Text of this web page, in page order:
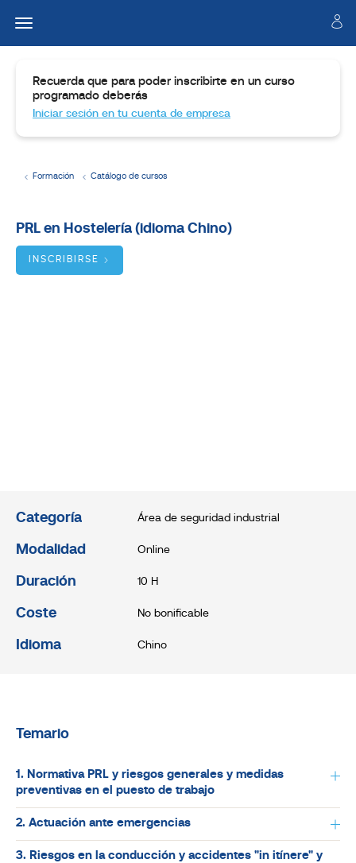
Formación Catálogo de cursos
Dirigido
Recuerda que para poder inscribirte en un curso
programado deberás
Iniciar sesión en tu cuenta de empresa
PRL en Hostelería (idioma Chino)
INSCRIBIRSE
Categoría Área de seguridad industrial
Modalidad Online
Duración 10 H
Coste No bonificable
Idioma Chino
Temario
1. Normativa PRL y riesgos generales y medidas
preventivas en el puesto de trabajo
2. Actuación ante emergencias
3. Riesgos en la conducción y accidentes "in itínere" y